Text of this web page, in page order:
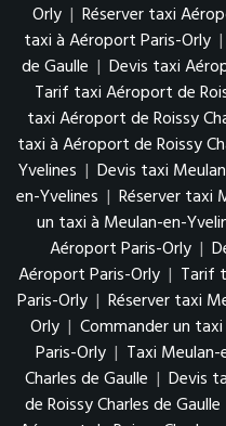
Orly | Réserver taxi
taxi à Aéroport Paris-Orly |
de Gaulle | Devis taxi
Tarif taxi Aéroport de
taxi Aéroport de Roissy
taxi à Aéroport de Roissy
Yvelines | Devis taxi
en-Yvelines | Réserver taxi
un taxi à Meulan-en-
Aéroport Paris-Orly |
Aéroport Paris-Orly | Tarif
Paris-Orly | Réserver taxi
Orly | Commander un
Paris-Orly | Taxi
Charles de Gaulle | Devis
de Roissy Charles de Gaulle